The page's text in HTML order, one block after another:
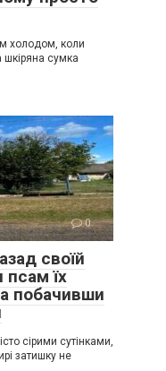
холодом, коли
сумка
0
своїй
псам їх
побачивши
сірими сутінками,
затишку не